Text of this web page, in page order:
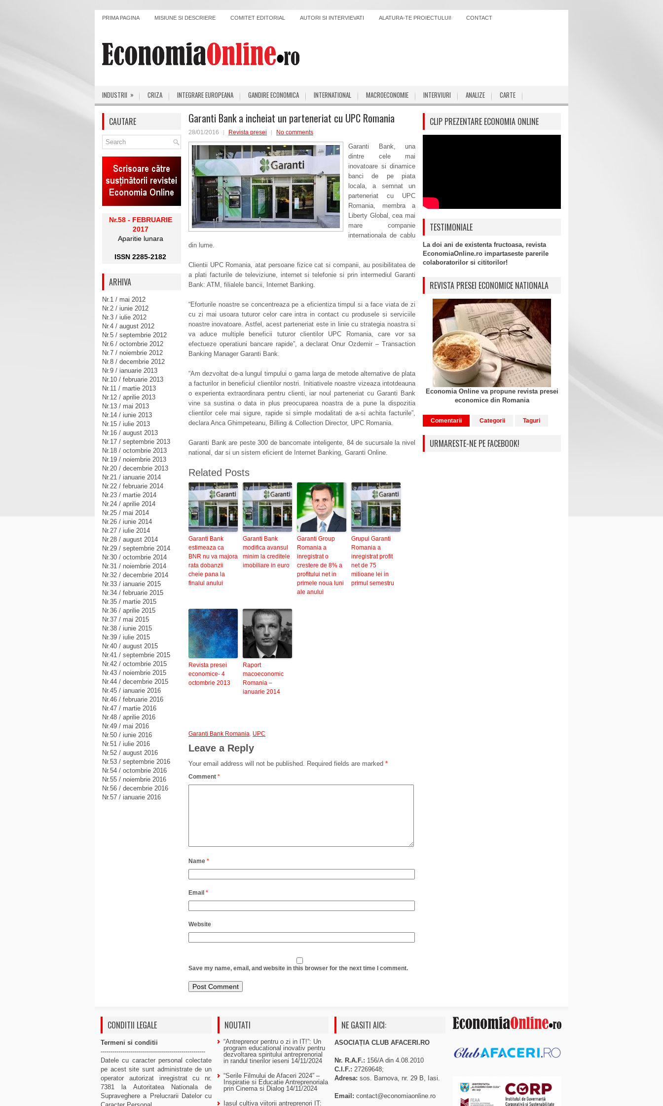
PRIMA PAGINA MISIUNE SI DESCRIERE COMITET EDITORIAL AUTORI SI INTERVIEVATI ALATURA-TE PROIECTULUI! CONTACT
INDUSTRII » CRIZA INTEGRARE EUROPEANA GANDIRE ECONOMICA INTERNATIONAL MACROECONOMIE INTERVIURI ANALIZE CARTE
Garanti Bank a incheiat un parteneriat cu UPC Romania
28/01/2016 Revista presei No comments
Garanti Bank, una
dintre cele mai
inovatoare si dinamice
banci de pe piata
locala, a semnat un
parteneriat cu UPC
Romania, membra a
Liberty Global, cea mai
mare companie
internationala de cablu
din lume.
Clientii UPC Romania, atat persoane fizice cat si companii, au posibilitatea de
a plati facturile de televiziune, internet si telefonie si prin intermediul Garanti
Bank: ATM, filialele bancii, Internet Banking.
“Eforturile noastre se concentreaza pe a eficientiza timpul si a face viata de zi
cu zi mai usoara tuturor celor care intra in contact cu produsele si serviciile
noastre inovatoare. Astfel, acest parteneriat este in linie cu strategia noastra si
va aduce multiple beneficii tuturor clientilor UPC Romania, care vor sa
efectueze operatiuni bancare rapide”, a declarat Onur Ozdemir – Transaction
Banking Manager Garanti Bank.
“Am dezvoltat de-a lungul timpului o gama larga de metode alternative de plata
a facturilor in beneficiul clientilor nostri. Initiativele noastre vizeaza intotdeauna
o experienta extraordinara pentru clienti, iar noul parteneriat cu Garanti Bank
vine sa sustina o data in plus preocuparea noastra de a pune la dispozitia
clientilor cele mai sigure, rapide si simple modalitati de a-si achita facturile”,
declara Anca Ghimpeteanu, Billing & Collection Director, UPC Romania.
Garanti Bank are peste 300 de bancomate inteligente, 84 de sucursale la nivel
national, dar si un sistem eficient de Internet Banking, Garanti Online.
Related Posts
Garanti Bank
estimeaza ca
BNR nu va majora
rata dobanzii
cheie pana la
finalul anului
Garanti Bank
modifica avansul
minim la creditele
imobiliare in euro
Garanti Group
Romania a
inregistrat o
crestere de 8% a
profitului net in
primele noua luni
ale anului
Grupul Garanti
Romania a
inregistrat profit
net de 75
milioane lei in
primul semestru
Revista presei
economice- 4
octombrie 2013
Raport
macoeconomic
Romania –
ianuarie 2014
Garanti Bank Romania, UPC
Leave a Reply
Your email address will not be published. Required fields are marked *
Comment *
Name *
Email *
Website
Save my name, email, and website in this browser for the next time I comment.
CAUTARE
Nr.58 - FEBRUARIE
2017
Aparitie lunara
ISSN 2285-2182
ARHIVA
Nr.1 / mai 2012
Nr.2 / iunie 2012
Nr.3 / iulie 2012
Nr.4 / august 2012
Nr.5 / septembrie 2012
Nr.6 / octombrie 2012
Nr.7 / noiembrie 2012
Nr.8 / decembrie 2012
Nr.9 / ianuarie 2013
Nr.10 / februarie 2013
Nr.11 / martie 2013
Nr.12 / aprilie 2013
Nr.13 / mai 2013
Nr.14 / iunie 2013
Nr.15 / iulie 2013
Nr.16 / august 2013
Nr.17 / septembrie 2013
Nr.18 / octombrie 2013
Nr.19 / noiembrie 2013
Nr.20 / decembrie 2013
Nr.21 / ianuarie 2014
Nr.22 / februarie 2014
Nr.23 / martie 2014
Nr.24 / aprilie 2014
Nr.25 / mai 2014
Nr.26 / iunie 2014
Nr.27 / iulie 2014
Nr.28 / august 2014
Nr.29 / septembrie 2014
Nr.30 / octombrie 2014
Nr.31 / noiembrie 2014
Nr.32 / decembrie 2014
Nr.33 / ianuarie 2015
Nr.34 / februarie 2015
Nr.35 / martie 2015
Nr.36 / aprilie 2015
Nr.37 / mai 2015
Nr.38 / iunie 2015
Nr.39 / iulie 2015
Nr.40 / august 2015
Nr.41 / septembrie 2015
Nr.42 / octombrie 2015
Nr.43 / noiembrie 2015
Nr.44 / decembrie 2015
Nr.45 / ianuarie 2016
Nr.46 / februarie 2016
Nr.47 / martie 2016
Nr.48 / aprilie 2016
Nr.49 / mai 2016
Nr.50 / iunie 2016
Nr.51 / iulie 2016
Nr.52 / august 2016
Nr.53 / septembrie 2016
Nr.54 / octombrie 2016
Nr.55 / noiembrie 2016
Nr.56 / decembrie 2016
Nr.57 / ianuarie 2016
CLIP PREZENTARE ECONOMIA ONLINE
TESTIMONIALE
La doi ani de existenta fructoasa, revista
EconomiaOnline.ro impartaseste parerile
colaboratorilor si cititorilor!
REVISTA PRESEI ECONOMICE NATIONALA
Economia Online va propune revista presei
economice din Romania
Comentarii Categorii Taguri
URMARESTE-NE PE FACEBOOK!
CONDITII LEGALE
Termeni si conditii
-----------------------------------------------------
Datele cu caracter personal colectate
pe acest site sunt administrate de un
operator autorizat inregistrat cu nr.
7381 la Autoritatea Nationala de
Supraveghere a Prelucrarii Datelor cu
NOUTATI
“Antreprenor pentru o zi in IT!”: Un
program educational inovativ pentru
dezvoltarea spiritului antreprenorial
in randul tinerilor ieseni 14/11/2024
“Serile Filmului de Afaceri 2024” –
Inspiratie si Educatie Antreprenoriala
prin Cinema si Dialog 14/11/2024
Iasul cultiva viitorii antreprenori IT:
NE GASITI AICI:
ASOCIAȚIA CLUB AFACERI.RO
Nr. R.A.F.: 156/A din 4.08.2010
C.I.F.: 27269648;
Adresa: sos. Barnova, nr. 29 B, Iasi.
Email: contact@economiaonline.ro